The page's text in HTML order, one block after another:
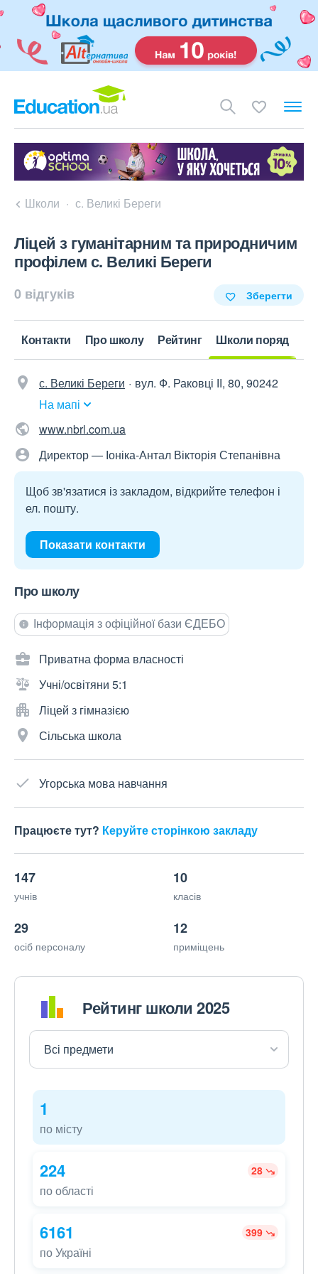
Школи с. Великі Береги
Ліцей з гуманітарним та природничим
профілем с. Великі Береги
0 відгуків Зберегти
Контакти Про школу Рейтинг Школи поряд
с. Великі Береги
вул. Ф. Раковці ІІ, 80, 90242
На мапі
www.nbrl.com.ua
Директор — Іоніка-Антал Вікторія Степанівна
Щоб зв'язатися із закладом, відкрийте телефон і
ел. пошту.
Показати контакти
Про школу
Інформація з офіційної бази ЄДЕБО
Приватна форма власності
Учні/освітяни 5:1
Ліцей з гімназією
Сільська школа
Угорська мова навчання
Працюєте тут? Керуйте сторінкою закладу
147
учнів
10
класів
29
осіб персоналу
12
приміщень
Рейтинг школи 2025
1
по місту
224 28
по області
6161 399
по Україні